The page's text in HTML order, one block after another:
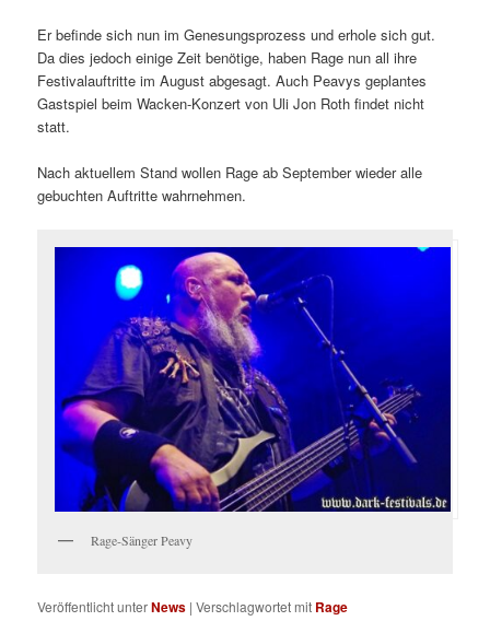
Er befinde sich nun im Genesungsprozess und erhole sich gut.
Da dies jedoch einige Zeit benötige, haben Rage nun all ihre
Festivalauftritte im August abgesagt. Auch Peavys geplantes
Gastspiel beim Wacken-Konzert von Uli Jon Roth findet nicht
statt.
Nach aktuellem Stand wollen Rage ab September wieder alle
gebuchten Auftritte wahrnehmen.
Rage-Sänger Peavy
Veröffentlicht unterNews |Verschlagwortet mit Rage